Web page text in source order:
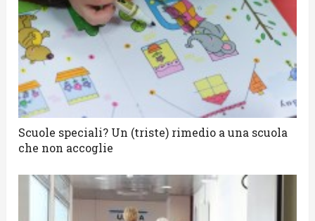
Scuole speciali? Un (triste) rimedio a una scuola
che non accoglie